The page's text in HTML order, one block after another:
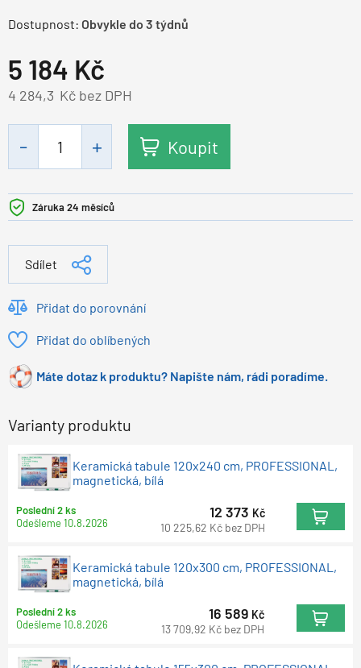
Dostupnost: Obvykle do 3 týdnů
5 184 Kč
Kč bez DPH
4 284,3
Koupit
Záruka 24 měsíců
Sdílet
Přidat do porovnání
Přidat do oblíbených
Máte dotaz k produktu? Napište nám, rádi poradíme.
Varianty produktu
Keramická tabule 120x240 cm, PROFESSIONAL,
magnetická, bílá
Poslední 2 ks
Odešleme10.8.2026
12 373 Kč
10 225,62 Kč bez DPH
Keramická tabule 120x300 cm, PROFESSIONAL,
magnetická, bílá
Poslední 2 ks
Odešleme10.8.2026
16 589 Kč
13 709,92 Kč bez DPH